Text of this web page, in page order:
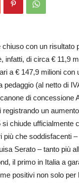
chiuso con un risultato
infatti, di circa € 11,9
a € 147,9 milioni con
pedaggio (al netto di
di concessione
un
si chiude ufficialmente
più che soddisfacenti
Serato – tanto più
il primo in Italia a
positivi non solo per